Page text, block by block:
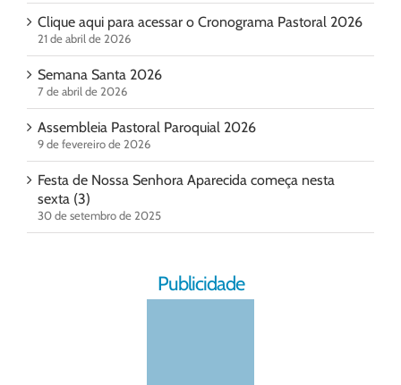
Clique aqui para acessar o Cronograma Pastoral 2026
21 de abril de 2026
Semana Santa 2026
7 de abril de 2026
Assembleia Pastoral Paroquial 2026
9 de fevereiro de 2026
Festa de Nossa Senhora Aparecida começa nesta
sexta (3)
30 de setembro de 2025
Publicidade